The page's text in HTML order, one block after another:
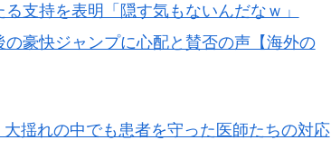
1入りに現実味!?2030大会で出場枠「64」な
勝も調査すべきと主張！」→「英国メディア
支持を表明「隠す気もないんだなｗ」
豪快ジャンプに心配と賛否の声【海外の
揺れの中でも患者を守った医師たちの対応